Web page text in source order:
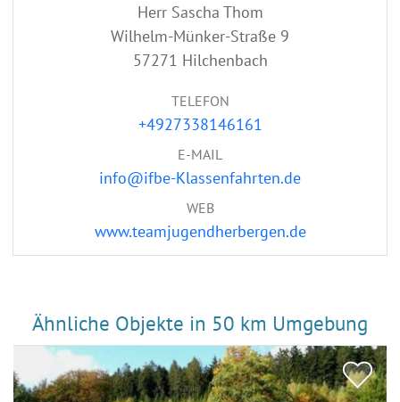
Herr Sascha Thom
Wilhelm-Münker-Straße 9
57271 Hilchenbach
TELEFON
+4927338146161
E-MAIL
info@ifbe-Klassenfahrten.de
WEB
www.teamjugendherbergen.de
Ähnliche Objekte in 50 km Umgebung